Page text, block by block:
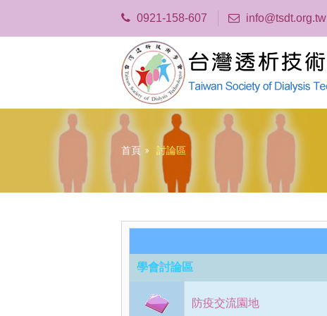
0921-158-607 info@tsdt.org.tw
首頁 討論區
學會討論區
防疫交流園地